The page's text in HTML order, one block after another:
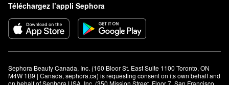
Téléchargez l’appli Sephora
Sephora Beauty Canada, Inc. (160 Bloor St. East Suite 1100 Toronto, ON
M4W 1B9 | Canada, sephora.ca) is requesting consent on its own behalf and
on behalf of Sephora USA, Inc. (350 Mission Street, Floor 7, San Francisco,